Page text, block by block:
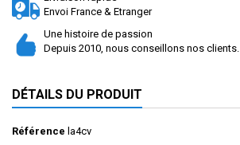
Envoi France & Etranger
Une histoire de passion
Depuis 2010, nous conseillons nos clients.
DÉTAILS DU PRODUIT
Référence la4cv